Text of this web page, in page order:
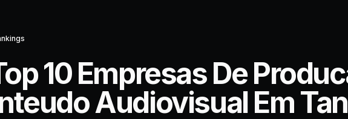
10 Empresas De
Audiovisual Em